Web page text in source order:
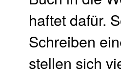
haftet dafür.
Schreiben
stellen sich